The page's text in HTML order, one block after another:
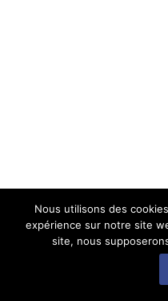
Nous utilisons des
expérience sur notre site
site, nous